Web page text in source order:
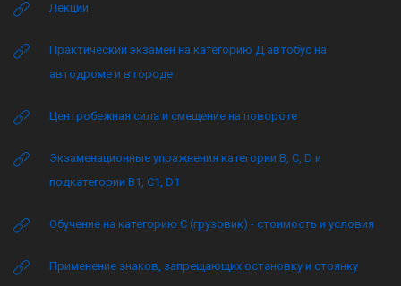
Лекции
Практический экзамен на категорию Д автобус на
автодроме и в городе
Центробежная сила и смещение на повороте
Экзаменационные упражнения категории B, C, D и
подкатегории B1, C1, D1
Обучение на категорию C (грузовик) - стоимость и условия
Применение знаков, запрещающих остановку и стоянку